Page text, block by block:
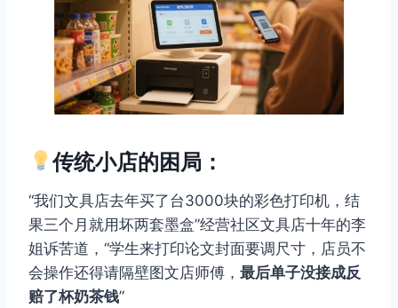
传统小店的困局：
“我们文具店去年买了台3000块的彩色打印机，结
果三个月就用坏两套墨盒”经营社区文具店十年的李
姐诉苦道，“学生来打印论文封面要调尺寸，店员不
会操作还得请隔壁图文店师傅， 最后单子没接成反
赔了杯奶茶钱”